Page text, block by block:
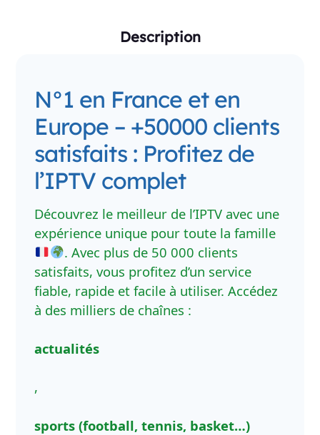
Description
N°1 en France et en
Europe – +50000 clients
satisfaits : Profitez de
l’IPTV complet
Découvrez le meilleur de l’IPTV avec une
expérience unique pour toute la famille
. Avec plus de 50 000 clients
satisfaits, vous profitez d’un service
fiable, rapide et facile à utiliser. Accédez
à des milliers de chaînes :
actualités
,
sports (football, tennis, basket…)